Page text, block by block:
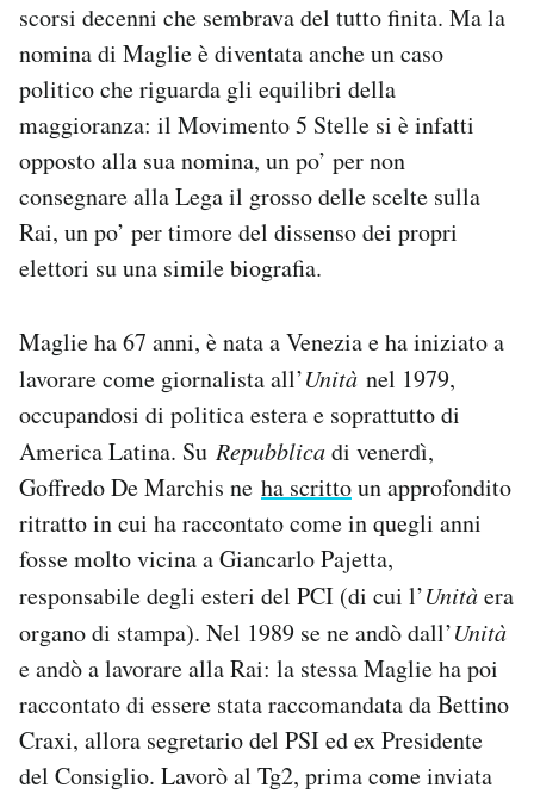
scorsi decenni che sembrava del tutto finita. Ma la
nomina di Maglie è diventata anche un caso
politico che riguarda gli equilibri della
maggioranza: il Movimento 5 Stelle si è infatti
opposto alla sua nomina, un po’ per non
consegnare alla Lega il grosso delle scelte sulla
Rai, un po’ per timore del dissenso dei propri
elettori su una simile biografia.
Maglie ha 67 anni, è nata a Venezia e ha iniziato a
lavorare come giornalista all’Unità nel 1979,
occupandosi di politica estera e soprattutto di
America Latina. Su Repubblicadi venerdì,
Goffredo De Marchis ne ha scrittoun approfondito
ritratto in cui ha raccontato come in quegli anni
fosse molto vicina a Giancarlo Pajetta,
responsabile degli esteri del PCI (di cui l’Unitàera
organo di stampa). Nel 1989 se ne andò dall’Unità
e andò a lavorare alla Rai: la stessa Maglie ha poi
raccontato di essere stata raccomandata da Bettino
Craxi, allora segretario del PSI ed ex Presidente
del Consiglio. Lavorò al Tg2, prima come inviata